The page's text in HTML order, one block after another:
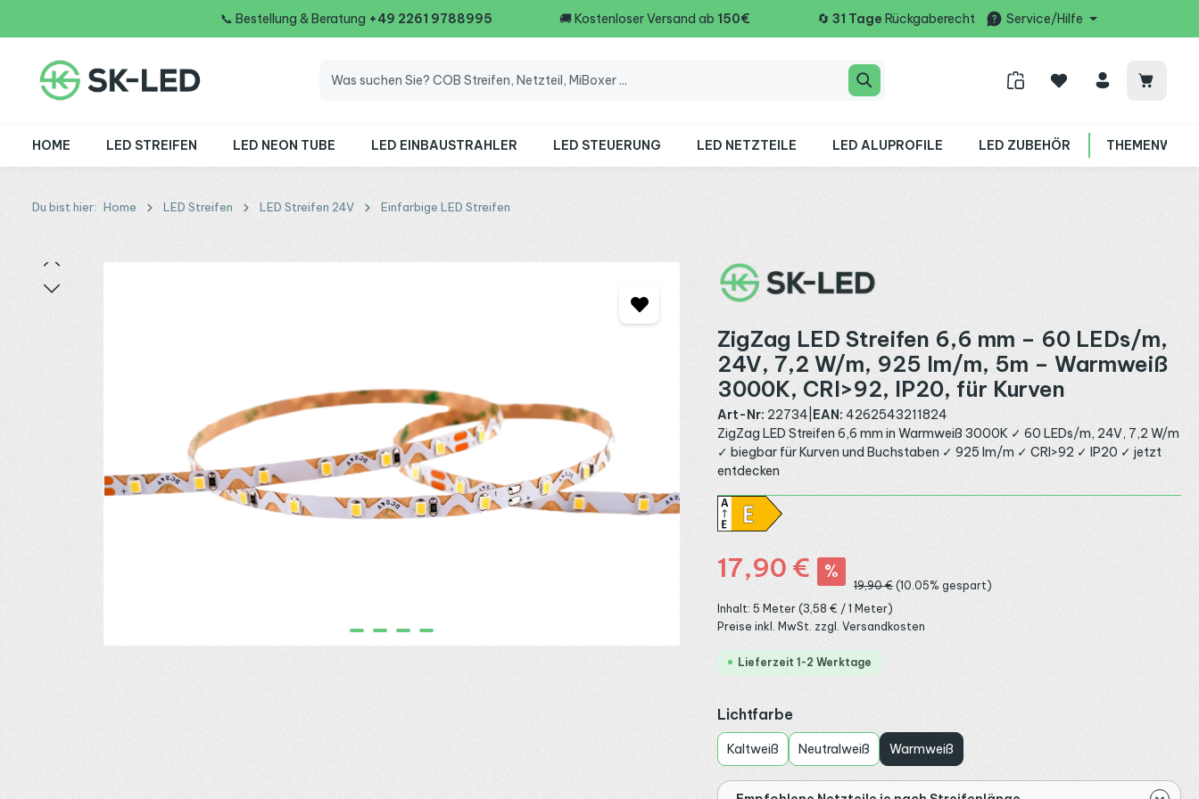
📞 Bestellung & Beratung +49 2261 9788995 🚚 Kostenloser Versand ab 150€ 🔄 31 Tage Rückgaberecht Service/Hilfe
HOME LED STREIFEN LED NEON TUBE LED EINBAUSTRAHLER LED STEUERUNG LED NETZTEILE LED ALUPROFILE LED ZUBEHÖR
Du bist hier: Home LED Streifen LED Streifen 24V Einfarbige LED Streifen
Bildergalerie überspringen
ZigZag LED Streifen 6,6 mm – 60 LEDs/m,
24V, 7,2 W/m, 925 lm/m, 5m – Warmweiß
3000K, CRI>92, IP20, für Kurven
Art-Nr: 22734 EAN: 4262543211824
ZigZag LED Streifen 6,6 mm in Warmweiß 3000K ✓ 60 LEDs/m, 24V, 7,2 W/m
✓ biegbar für Kurven und Buchstaben ✓ 925 lm/m ✓ CRI>92 ✓ IP20 ✓ jetzt
entdecken
Verkaufspreis:
17,90 € %
Regulärer Preis:
19,90 € (10.05% gespart)
Inhalt: 5 Meter (3,58 € / 1 Meter)
Preise inkl. MwSt. zzgl. Versandkosten
Lieferzeit 1-2 Werktage
Lichtfarbeauswählen
Kaltweiß Neutralweiß Warmweiß